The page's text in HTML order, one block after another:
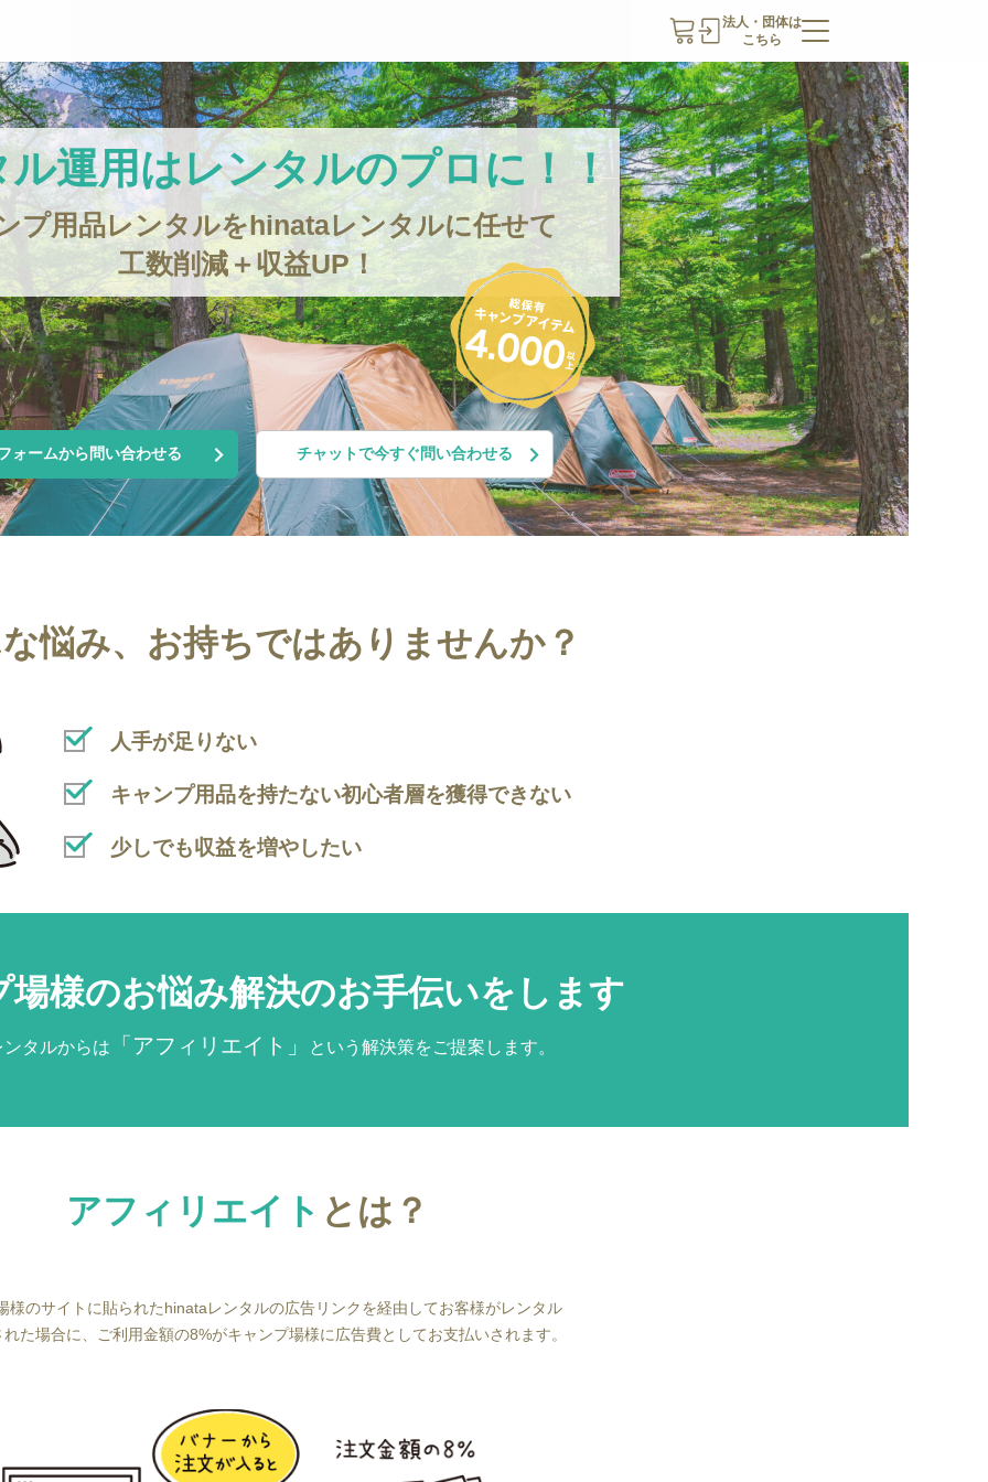
法人・団体は
こちら
運用はレンタルのプロに！！
プ用品レンタルをhinataレンタルに任せて
工数削減＋収益UP！
ォームから問い合わせる チャットで今すぐ問い合わせる
悩み、 お持ちではありませんか？
人手が足りない
キャンプ用品を持たない初心者層を獲得できない
少しでも収益を増やしたい
場様のお悩み解決のお手伝いをします
タルからは 「アフィリエイト」 という解決策をご提案します。
アフィリエイト とは？
様のサイトに貼られたhinataレンタルの広告リンクを経由してお客様がレンタル
た場合に、ご利用金額の8%がキャンプ場様に広告費としてお支払いされます。